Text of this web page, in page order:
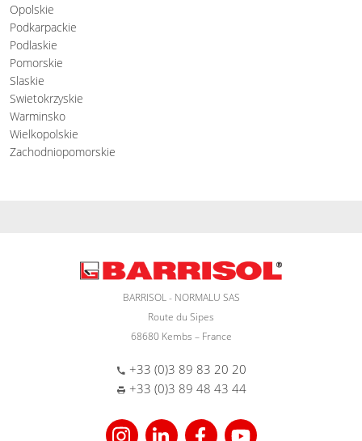
Opolskie
Podkarpackie
Podlaskie
Pomorskie
Slaskie
Swietokrzyskie
Warminsko
Wielkopolskie
Zachodniopomorskie
BARRISOL - NORMALU SAS
Route du Sipes
68680 Kembs – France
+33 (0)3 89 83 20 20
+33 (0)3 89 48 43 44